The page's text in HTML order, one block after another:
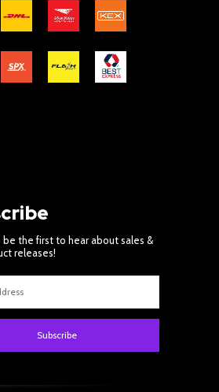
be the first to hear about sales &
releases!
Subscribe